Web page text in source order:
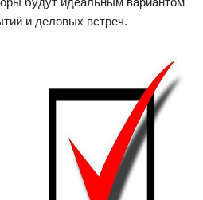
и деловых встреч.